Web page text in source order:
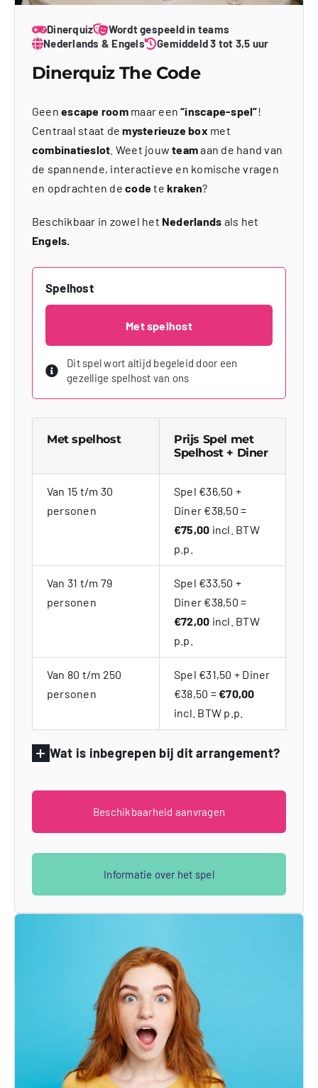
Dinerquiz
Wordt gespeeld in teams
Nederlands & Engels
Gemiddeld 3 tot 3,5 uur
Dinerquiz The Code
Geenescape roommaar een“inscape-spel”!
Centraal staat demysterieuze box met
combinatieslot . Weet jouwteamaan de hand van
de spannende, interactieve en komische vragen
en opdrachten decodetekraken?
Beschikbaar in zowel het Nederlands als het
Engels.
Spelhost
Met spelhost
Dit spel wort altijd begeleid door een
gezellige spelhost van ons
Met spelhost
Prijs Spel met
Spelhost + Diner
Van 15 t/m 30
personen
Spel €36,50 +
Diner €38,50 =
€75,00 incl. BTW
p.p.
Van 31 t/m 79
personen
Spel €33,50 +
Diner €38,50 =
€72,00 incl. BTW
p.p.
Van 80 t/m 250
personen
Spel €31,50 + Diner
€38,50 =€70,00
incl. BTW p.p.
Wat is inbegrepen bij dit arrangement?
Beschikbaarheid aanvragen
Informatie over het spel